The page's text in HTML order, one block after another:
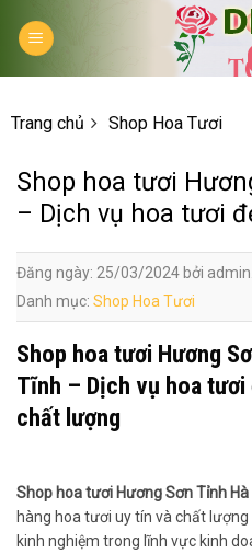
Trang chủ Shop Hoa Tươi
Shop hoa tươi
– Dịch vụ hoa tươi
Đăng ngày: 25/03/2024 bởi
Danh mục: Shop Hoa Tươi
Shop hoa tươi Hương
Tĩnh – Dịch vụ hoa tươi
chất lượng
Shop hoa tươi Hương Sơn Tỉnh
hàng hoa tươi uy tín và chất
kinh nghiệm trong lĩnh vực kinh